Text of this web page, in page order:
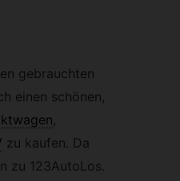
gebrauchten
einen schönen,
,
zu kaufen. Da
zu 123AutoLos.